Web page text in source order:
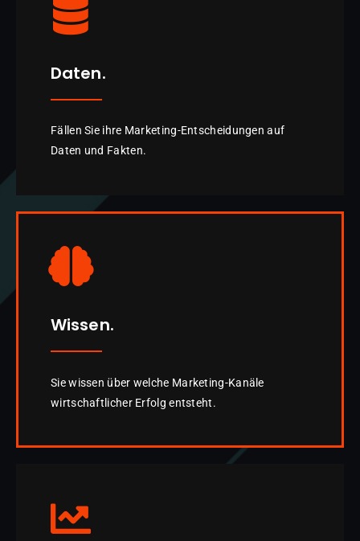
Daten.
Fällen Sie ihre Marketing-Entscheidungen auf
Daten und Fakten.
Wissen.
Sie wissen über welche Marketing-Kanäle
wirtschaftlicher Erfolg entsteht.